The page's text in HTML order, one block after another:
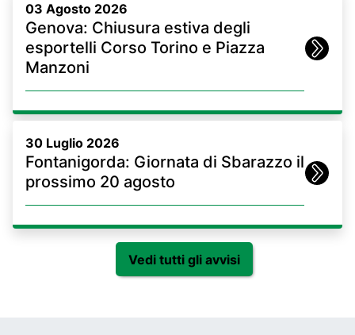
03 Agosto 2026
Genova: Chiusura estiva degli
esportelli Corso Torino e Piazza
Manzoni
30 Luglio 2026
Fontanigorda: Giornata di Sbarazzo il
prossimo 20 agosto
Vedi tutti gli avvisi